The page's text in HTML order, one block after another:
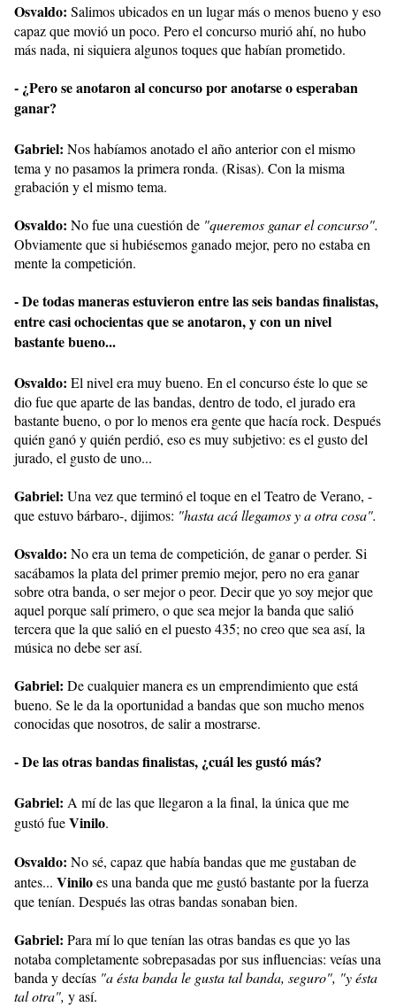
Osvaldo: Salimos ubicados en un lugar más o menos bueno y eso
capaz que movió un poco. Pero el concurso murió ahí, no hubo
más nada, ni siquiera algunos toques que habían prometido.
- ¿Pero se anotaron al concurso por anotarse o esperaban
ganar?
Gabriel: Nos habíamos anotado el año anterior con el mismo
tema y no pasamos la primera ronda. (Risas). Con la misma
grabación y el mismo tema.
Osvaldo: No fue una cuestión de "queremos ganar el concurso".
Obviamente que si hubiésemos ganado mejor, pero no estaba en
mente la competición.
- De todas maneras estuvieron entre las seis bandas finalistas,
entre casi ochocientas que se anotaron, y con un nivel
bastante bueno...
Osvaldo: El nivel era muy bueno. En el concurso éste lo que se
dio fue que aparte de las bandas, dentro de todo, el jurado era
bastante bueno, o por lo menos era gente que hacía rock. Después
quién ganó y quién perdió, eso es muy subjetivo: es el gusto del
jurado, el gusto de uno...
Gabriel: Una vez que terminó el toque en el Teatro de Verano, -
que estuvo bárbaro-, dijimos: "hasta acá llegamos y a otra cosa".
Osvaldo: No era un tema de competición, de ganar o perder. Si
sacábamos la plata del primer premio mejor, pero no era ganar
sobre otra banda, o ser mejor o peor. Decir que yo soy mejor que
aquel porque salí primero, o que sea mejor la banda que salió
tercera que la que salió en el puesto 435; no creo que sea así, la
música no debe ser así.
Gabriel: De cualquier manera es un emprendimiento que está
bueno. Se le da la oportunidad a bandas que son mucho menos
conocidas que nosotros, de salir a mostrarse.
- De las otras bandas finalistas, ¿cuál les gustó más?
Gabriel: A mí de las que llegaron a la final, la única que me
gustó fueVinilo.
Osvaldo: No sé, capaz que había bandas que me gustaban de
antes... Viniloes una banda que me gustó bastante por la fuerza
que tenían. Después las otras bandas sonaban bien.
Gabriel: Para mí lo que tenían las otras bandas es que yo las
notaba completamente sobrepasadas por sus influencias: veías una
banda y decías "a ésta banda le gusta tal banda, seguro", "y ésta
tal otra", y así.